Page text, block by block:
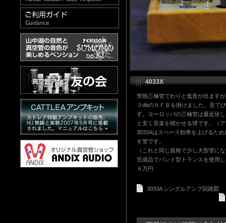
4033X
旁熱三極管でわりと低音が出ます
３dbのＮＦＢを掛けました。見て
す。ヨーロッパの三極管は最近珍
と安く音楽を聴かせる球です。（
3033Aはスペース効率を上げるた
す管です。
（これと同じ規格で少し大型管に
完成品でバンド型トランスを使用
６万円
3033A シングルアンプ回路図